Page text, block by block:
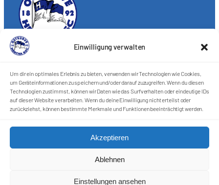
Einwilligung verwalten
Um dir ein optimales Erlebnis zu bieten, verwenden wir Technologien wie Cookies,
um Geräteinformationen zu speichern und/oder darauf zuzugreifen. Wenn du diesen
Technologien zustimmst, können wir Daten wie das Surfverhalten oder eindeutige IDs
auf dieser Website verarbeiten. Wenn du deine Einwilligung nicht erteilst oder
zurückziehst, können bestimmte Merkmale und Funktionen beeinträchtigt werden.
Akzeptieren
Ablehnen
Einstellungen ansehen
Förderkreis Ostkurve e.V.
Sei ein Teil des Ganzen!
Kontakt
Impressum
Harlekins Berlin ’98